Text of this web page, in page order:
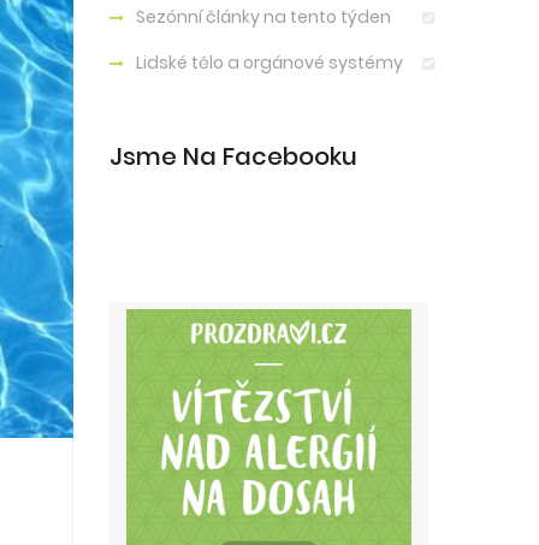
Sezónní články na tento týden
Lidské tělo a orgánové systémy
Jsme Na Facebooku